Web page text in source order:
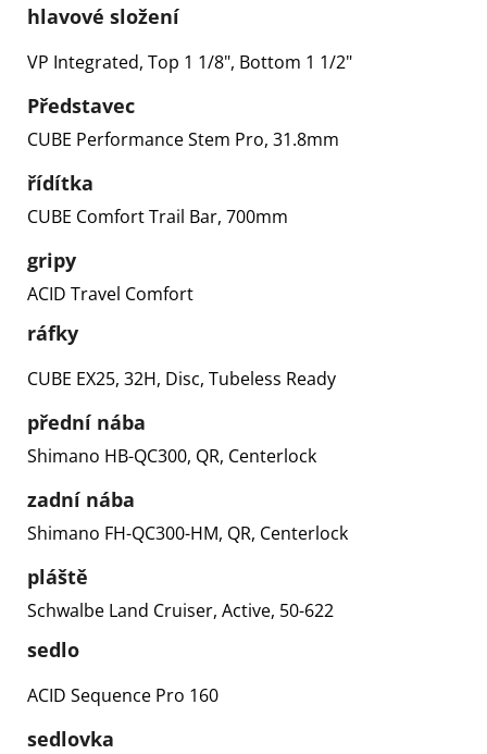
hlavové složení
VP Integrated, Top 1 1/8", Bottom 1 1/2"
Představec
CUBE Performance Stem Pro, 31.8mm
řídítka
CUBE Comfort Trail Bar, 700mm
gripy
ACID Travel Comfort
ráfky
CUBE EX25, 32H, Disc, Tubeless Ready
přední nába
Shimano HB-QC300, QR, Centerlock
zadní nába
Shimano FH-QC300-HM, QR, Centerlock
pláště
Schwalbe Land Cruiser, Active, 50-622
sedlo
ACID Sequence Pro 160
sedlovka